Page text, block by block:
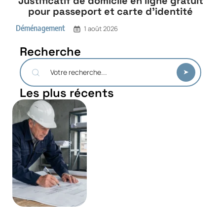
pour passeport et carte d’identité
Déménagement 1 août 2026
Recherche
Les plus récents